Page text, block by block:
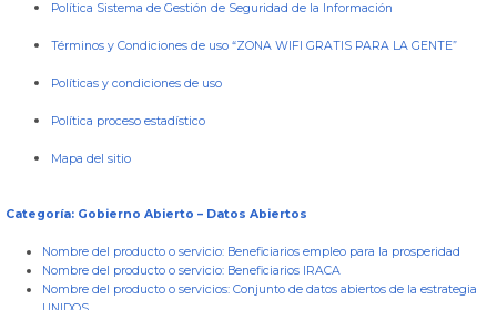
Política Sistema de Gestión de Seguridad de la Información
Términos y Condiciones de uso “ZONA WIFI GRATIS PARA LA GENTE”
Políticas y condiciones de uso
Política proceso estadístico
Mapa del sitio
Categoría: Gobierno Abierto – Datos Abiertos
Nombre del producto o servicio: Beneficiarios empleo para la prosperidad
Nombre del producto o servicio: Beneficiarios IRACA
Nombre del producto o servicios: Conjunto de datos abiertos de la estrategia